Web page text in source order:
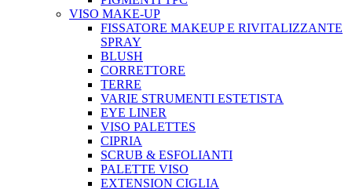
VISO MAKE-UP
FISSATORE MAKEUP E RIVITALIZZANTE
SPRAY
BLUSH
CORRETTORE
TERRE
VARIE STRUMENTI ESTETISTA
EYE LINER
VISO PALETTES
CIPRIA
SCRUB & ESFOLIANTI
PALETTE VISO
EXTENSION CIGLIA